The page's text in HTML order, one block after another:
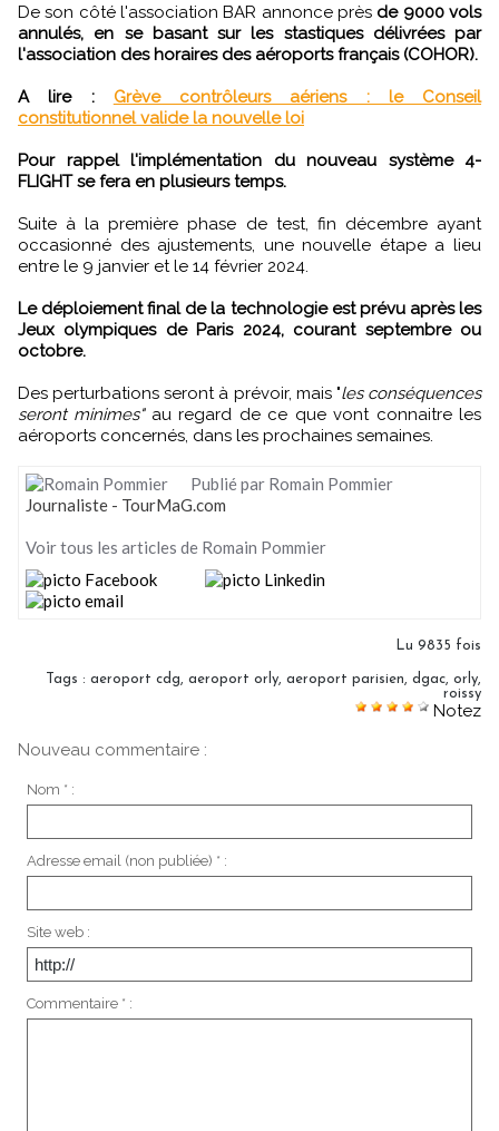
De son côté l'association BAR annonce près de 9000 vols
annulés, en se basant sur les stastiques délivrées par
l'association des horaires des aéroports français (COHOR).
A lire :
Grève contrôleurs aériens : le Conseil
constitutionnel valide la nouvelle loi
Pour rappel l'implémentation du nouveau système 4-
FLIGHT se fera en plusieurs temps.
Suite à la première phase de test, fin décembre ayant
occasionné des ajustements, une nouvelle étape a lieu
entre le 9 janvier et le 14 février 2024.
Le déploiement final de la technologie est prévu après les
Jeux olympiques de Paris 2024, courant septembre ou
octobre.
Des perturbations seront à prévoir, mais "les conséquences
seront minimes"au regard de ce que vont connaitre les
aéroports concernés, dans les prochaines semaines.
Publié par Romain Pommier
Journaliste - TourMaG.com
Voir tous les articles de Romain Pommier
Lu 9835 fois
Tags : aeroport cdg, aeroport orly, aeroport parisien, dgac, orly,
roissy
Notez
Nouveau commentaire :
Nom * :
Adresse email (non publiée) * :
Site web :
Commentaire * :